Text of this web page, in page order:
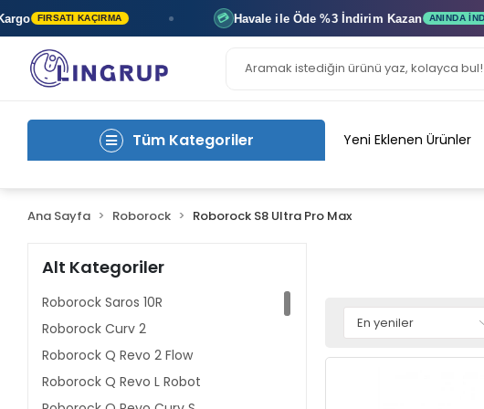
FIRSATI KAÇIRMA Havale ile Öde%3 İndirimKazan ANINDA İNDIRIM
Tüm Kategoriler Yeni Eklenen Ürünler
Ana Sayfa Roborock Roborock S8 Ultra Pro Max
Alt Kategoriler
Roborock Saros 10R
Roborock Curv 2
Roborock Q Revo 2 Flow
Roborock Q Revo L Robot